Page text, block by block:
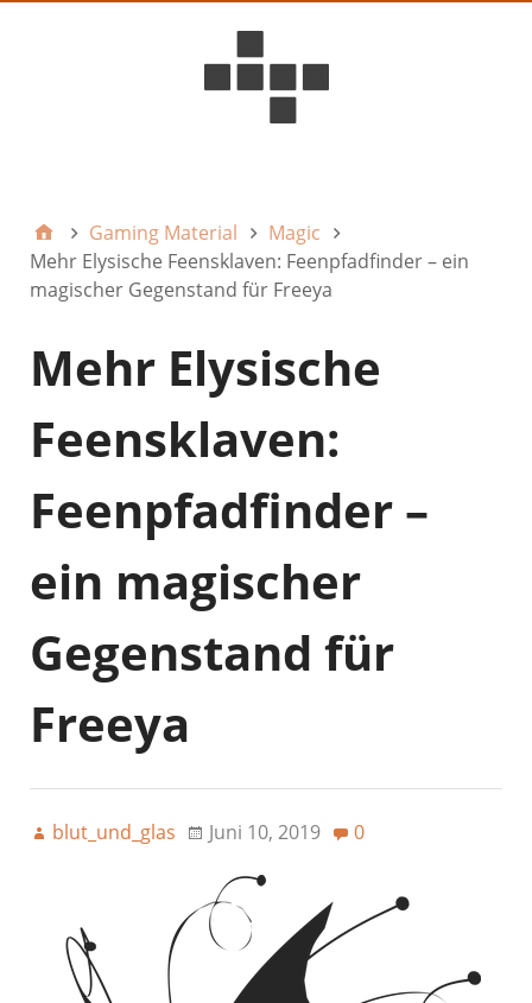
Gaming Material
Magic
Mehr Elysische Feensklaven: Feenpfadfinder – ein
magischer Gegenstand für Freeya
Mehr Elysische
Feensklaven:
Feenpfadfinder –
ein magischer
Gegenstand für
Freeya
blut_und_glas Juni 10, 2019 0